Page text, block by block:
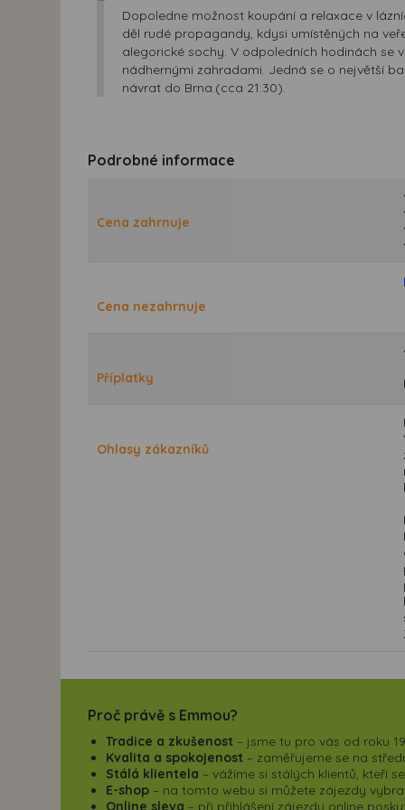
Dopoledne možnost koupání a relaxace v
děl rudé propagandy, kdysi umístěných na
alegorické sochy. V odpoledních hodinách se
nádhernými zahradami. Jedná se o největší
návrat do Brna.(cca 21:30).
Podrobné informace
Cena zahrnuje
Cena nezahrnuje
Příplatky
Ohlasy zákazníků
Proč právě s Emmou?
Tradice a zkušenost – jsme tu pro vás od roku
Kvalita a spokojenost – zaměřujeme se na
Stálá klientela – vážíme si stálých klientů, kteří
E-shop – na tomto webu si můžete zájezdy
Online sleva – při přihlášení zájezdu online